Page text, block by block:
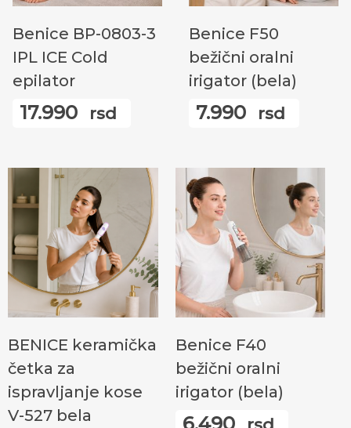
Benice BP-0803-3
IPL ICE Cold
epilator
17.990 rsd
Benice F50
bežični oralni
irigator (bela)
7.990 rsd
BENICE keramička
četka za
ispravljanje kose
V-527 bela
Benice F40
bežični oralni
irigator (bela)